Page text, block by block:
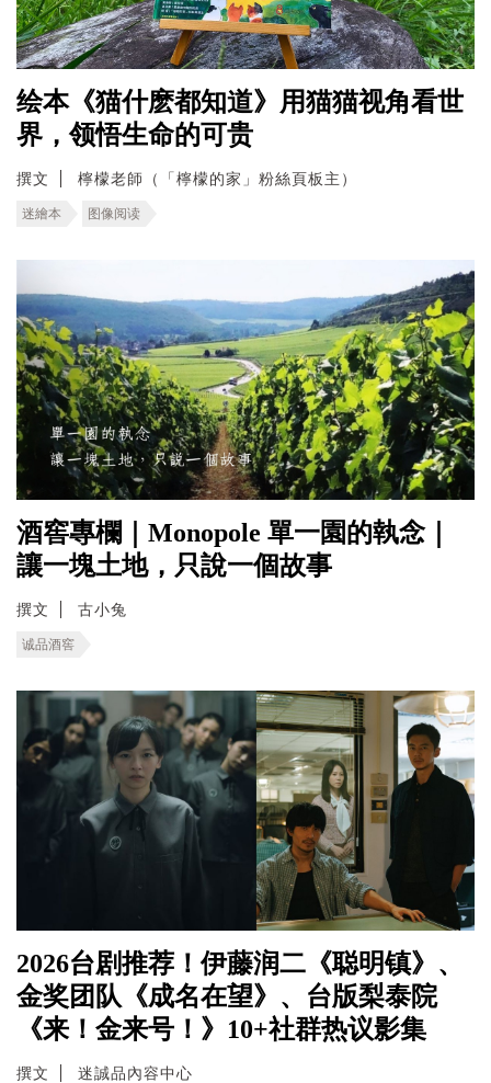
绘本《猫什麽都知道》用猫猫视角看世
界，领悟生命的可贵
撰文 檸檬老師（「檸檬的家」粉絲頁板主）
迷繪本 图像阅读
酒窖專欄｜Monopole 單一園的執念｜
讓一塊土地，只說一個故事
撰文 古小兔
诚品酒窖
2026台剧推荐！伊藤润二《聪明镇》、
金奖团队《成名在望》、台版梨泰院
《来！金来号！》10+社群热议影集
撰文 迷誠品內容中心